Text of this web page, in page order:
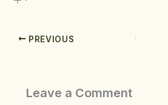
PREVIOUS
Leave a Comment